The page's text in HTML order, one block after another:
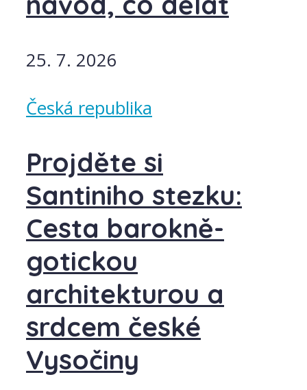
25. 7. 2026
Česká republika
Projděte si
Santiniho stezku:
Cesta barokně-
gotickou
architekturou a
srdcem české
Vysočiny